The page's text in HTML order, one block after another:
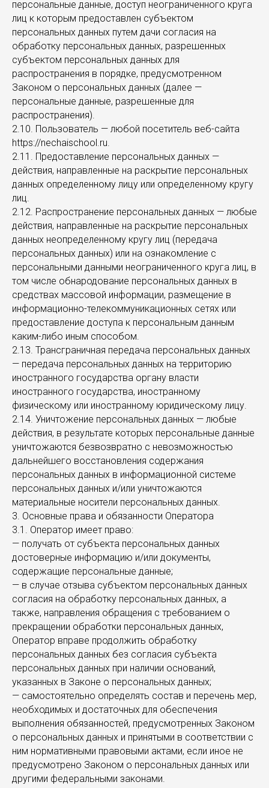
персональные данные, доступ неограниченного круга
лиц к которым предоставлен субъектом
персональных данных путем дачи согласия на
обработку персональных данных, разрешенных
субъектом персональных данных для
распространения в порядке, предусмотренном
Законом о персональных данных (далее —
персональные данные, разрешенные для
распространения).
2.10. Пользователь — любой посетитель веб-сайта
https://nechaischool.ru.
2.11. Предоставление персональных данных —
действия, направленные на раскрытие персональных
данных определенному лицу или определенному кругу
лиц.
2.12. Распространение персональных данных — любые
действия, направленные на раскрытие персональных
данных неопределенному кругу лиц (передача
персональных данных) или на ознакомление с
персональными данными неограниченного круга лиц, в
том числе обнародование персональных данных в
средствах массовой информации, размещение в
информационно-телекоммуникационных сетях или
предоставление доступа к персональным данным
каким-либо иным способом.
2.13. Трансграничная передача персональных данных
— передача персональных данных на территорию
иностранного государства органу власти
иностранного государства, иностранному
физическому или иностранному юридическому лицу.
2.14. Уничтожение персональных данных — любые
действия, в результате которых персональные данные
уничтожаются безвозвратно с невозможностью
дальнейшего восстановления содержания
персональных данных в информационной системе
персональных данных и/или уничтожаются
материальные носители персональных данных.
3. Основные права и обязанности Оператора
3.1. Оператор имеет право:
— получать от субъекта персональных данных
достоверные информацию и/или документы,
содержащие персональные данные;
— в случае отзыва субъектом персональных данных
согласия на обработку персональных данных, а
также, направления обращения с требованием о
прекращении обработки персональных данных,
Оператор вправе продолжить обработку
персональных данных без согласия субъекта
персональных данных при наличии оснований,
указанных в Законе о персональных данных;
— самостоятельно определять состав и перечень мер,
необходимых и достаточных для обеспечения
выполнения обязанностей, предусмотренных Законом
о персональных данных и принятыми в соответствии с
ним нормативными правовыми актами, если иное не
предусмотрено Законом о персональных данных или
другими федеральными законами.